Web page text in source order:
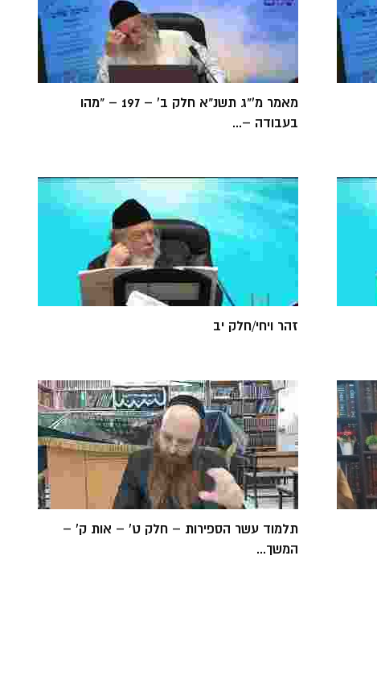
מאמר מ'"ג תשנ"א חלק ב' – 197 – "מהו
בעבודה –...
זהר ויחי/חלק יב
תלמוד עשר הספירות – חלק ט' – אות ק' –
המשך...